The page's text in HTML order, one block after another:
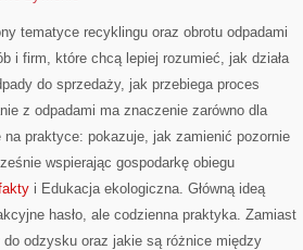
tematyce recyklingu oraz obrotu odpadami
i firm, które chcą lepiej rozumieć, jak działa
do sprzedaży, jak przebiega proces
z odpadami ma znaczenie zarówno dla
praktyce: pokazuje, jak zamienić pozornie
wspierając gospodarkę obiegu
i Edukacja ekologiczna. Główną ideą
hasło, ale codzienna praktyka. Zamiast
do odzysku oraz jakie są różnice między